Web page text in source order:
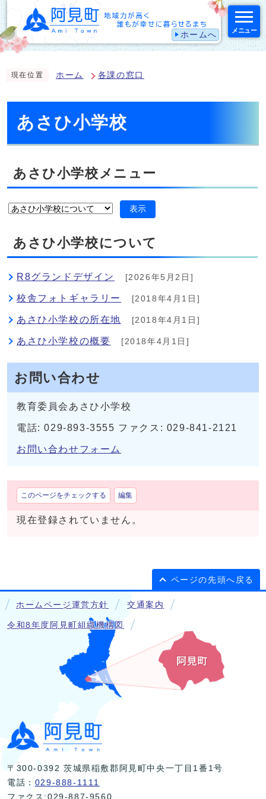
ホームへ メニュー
現在位置 ホーム 各課の窓口
あさひ小学校
あさひ小学校メニュー
表示
あさひ小学校について
R8グランドデザイン [2026年5月2日]
校舎フォトギャラリー [2018年4月1日]
あさひ小学校の所在地 [2018年4月1日]
あさひ小学校の概要 [2018年4月1日]
お問い合わせ
教育委員会あさひ小学校
電話: 029-893-3555 ファクス: 029-841-2121
お問い合わせフォーム
このページをチェックする 編集
現在登録されていません。
ページの先頭へ戻る
ホームページ運営方針 交通案内
令和8年度阿見町組織機構図
〒300-0392 茨城県稲敷郡阿見町中央一丁目1番1号
電話： 029-888-1111
ファクス:029-887-9560